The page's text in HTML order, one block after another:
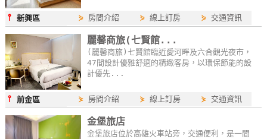
⫯新興區 ⋟ 房間介紹 ⋟線上訂房 ⋟ 交通資訊
麗馨商旅(七賢館...
(麗馨商旅)七賢館臨近愛河畔及六合觀光夜市，
47間設計優雅舒適的精緻客房，以環保節能的設
計優先...
⫯前金區 ⋟ 房間介紹 ⋟線上訂房 ⋟ 交通資訊
金堡旅店
金堡旅店位於高雄火車站旁，交通便利，是一間